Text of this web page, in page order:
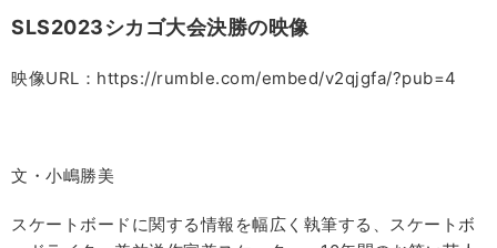
SLS2023シカゴ大会決勝の映像
映像URL：https://rumble.com/embed/v2qjgfa/?pub=4
文・小嶋勝美
スケートボードに関する情報を幅広く執筆する、スケートボ